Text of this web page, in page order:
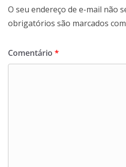
O seu endereço de e-mail não
obrigatórios são marcados com
Comentário *